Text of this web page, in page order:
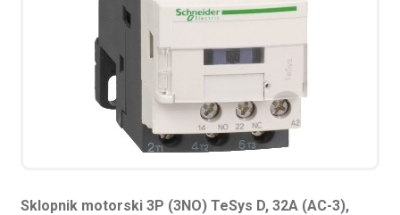
Sklopnik motorski 3P (3NO) TeSys D, 32A (AC-3),